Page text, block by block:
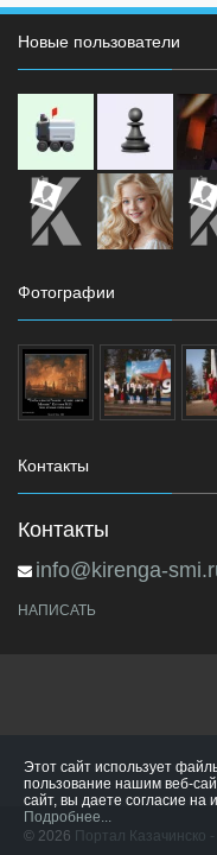
Новые пользователи
Фотографии
Контакты
Контакты
info@kirenga-
НАПИСАТЬ
© 2026 Портал Казачинско
Этот сайт использует
пользование нашим веб-
сайт, вы даете согласие
Подробнее...